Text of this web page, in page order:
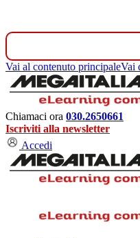
Vai al contenuto principaleVai
Chiamaci ora 030.2650661
Iscriviti alla newsletter
Accedi